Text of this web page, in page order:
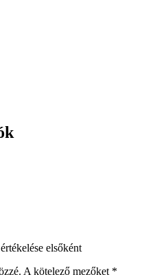
elsőként
A kötelező mezőket *